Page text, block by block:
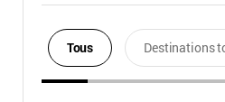
Tous Destinations